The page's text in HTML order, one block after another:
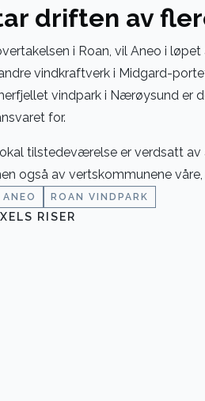
driften av
i Roan, vil Aneo i
vindkraftverk i Midgard-
vindpark i Nærøysund er
for.
tilstedeværelse er verdsatt av
også av vertskommunene
ANEO ROAN VINDPARK
RISER